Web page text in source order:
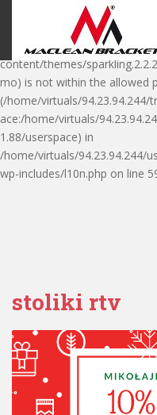
Warning: is_readable():
File(/home/virtuals/
ww/wp-
content/themes/
mo) is not within the allowed
(/home/virtuals/94.23.94.244/
ace:/home/virtuals/
1.88/userspace) in
/home/virtuals/94.23.94.244/
wp-includes/l10n.php on line
stoliki rtv